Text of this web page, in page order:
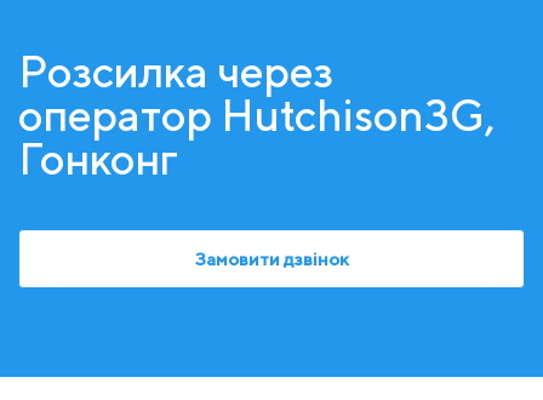
Розсилка через
оператор Hutchison3G,
Гонконг
Замовити дзвінок